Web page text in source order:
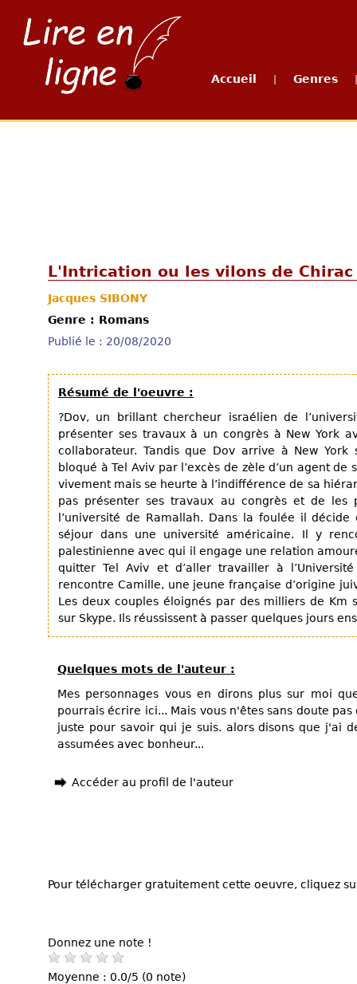
Accueil Genres
L'Intrication ou les vilons de Chirac
Jacques SIBONY
Genre : Romans
Publié le : 20/08/2020
Résumé de l'oeuvre :
?Dov, un brillant chercheur israélien de
présenter ses travaux à un congrès à New York
collaborateur. Tandis que Dov arrive à New York
bloqué à Tel Aviv par l’excès de zèle d’un agent
vivement mais se heurte à l’indifférence de sa
pas présenter ses travaux au congrès et de les
l’université de Ramallah. Dans la foulée il
séjour dans une université américaine. Il y
palestinienne avec qui il engage une relation
quitter Tel Aviv et d’aller travailler à
rencontre Camille, une jeune française d’origine
Les deux couples éloignés par des milliers de Km
sur Skype. Ils réussissent à passer quelques jours
Quelques mots de l'auteur :
Mes personnages vous en dirons plus sur moi
pourrais écrire ici... Mais vous n'êtes sans doute
juste pour savoir qui je suis. alors disons que j'ai
assumées avec bonheur...
Accéder au profil de l'auteur
Pour télécharger gratuitement cette oeuvre, cliquez
Donnez une note !
Moyenne : 0.0/5 (0 note)